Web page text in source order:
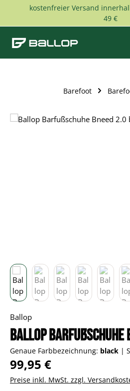
Zum Hauptinhalt springen
kostenfreier Versand
49 €
Barefoot
Bildergalerie überspringen
Ballop
Ballop Barfußschuhe
Genaue Farbbezeichnung: black |
Regulärer Preis:
99,95 €
Preise inkl. MwSt. zzgl.